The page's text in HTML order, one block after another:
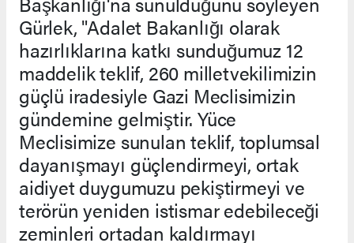
Gürlek, "Adalet Bakanlığı olarak
hazırlıklarına katkı sunduğumuz 12
maddelik teklif, 260 milletvekilimizin
güçlü iradesiyle Gazi Meclisimizin
gündemine gelmiştir. Yüce
Meclisimize sunulan teklif, toplumsal
dayanışmayı güçlendirmeyi, ortak
aidiyet duygumuzu pekiştirmeyi ve
terörün yeniden istismar edebileceği
zeminleri ortadan kaldırmayı